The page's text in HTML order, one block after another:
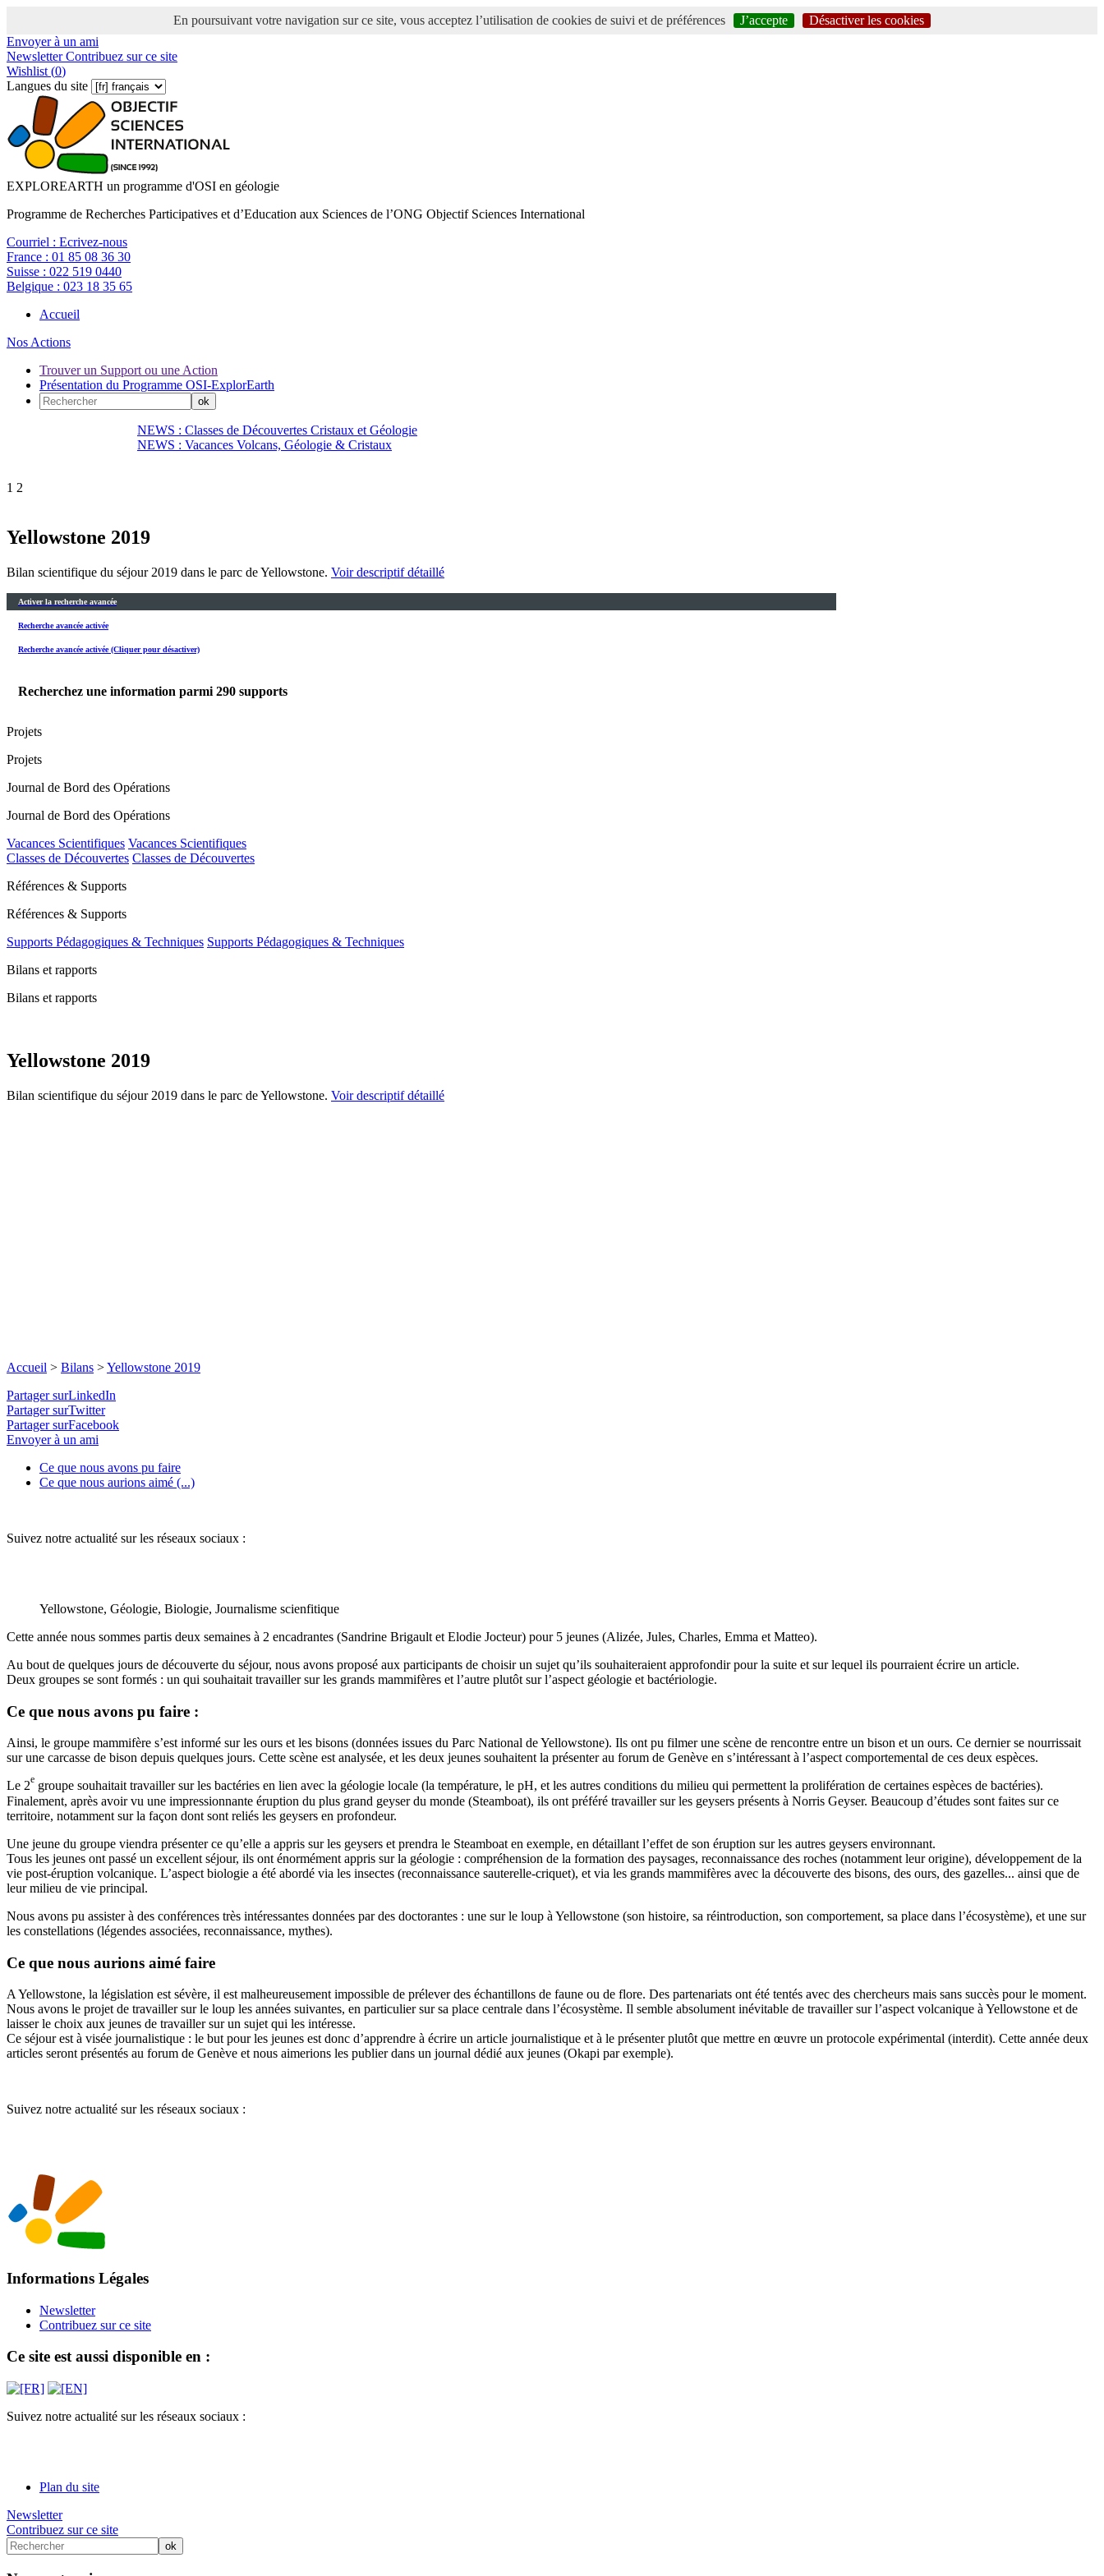
En poursuivant votre navigation sur ce site, vous acceptez l’utilisation de cookies de suivi et de préférences J’accepte
Désactiver les cookies
Envoyer à un ami
NewsletterContribuez sur ce site
Wishlist (0)
Langues du site
EXPLOREARTH un programme d'OSI en géologie
Programme de Recherches Participatives et d’Education aux Sciences de l’ONG Objectif Sciences International
Courriel : Ecrivez-nous
France : 01 85 08 36 30
Suisse : 022 519 0440
Belgique : 023 18 35 65
Accueil
Nos Actions
Trouver un Support ou une Action
Présentation du Programme OSI-ExplorEarth
NEWS : Classes de Découvertes Cristaux et Géologie
NEWS : Vacances Volcans, Géologie & Cristaux
1 2
Yellowstone 2019
Bilan scientifique du séjour 2019 dans le parc de Yellowstone. Voir descriptif détaillé
Activer la recherche avancée
Recherche avancée activée
Recherche avancée activée (Cliquer pour désactiver)
Recherchez une information parmi 290 supports
Projets
Projets
Journal de Bord des Opérations
Journal de Bord des Opérations
Vacances Scientifiques Vacances Scientifiques
Classes de Découvertes Classes de Découvertes
Références & Supports
Références & Supports
Supports Pédagogiques & Techniques Supports Pédagogiques & Techniques
Bilans et rapports
Bilans et rapports
Yellowstone 2019
Bilan scientifique du séjour 2019 dans le parc de Yellowstone. Voir descriptif détaillé
Accueil > Bilans >Yellowstone 2019
Partager surLinkedIn
Partager surTwitter
Partager surFacebook
Envoyer à un ami
Ce que nous avons pu faire
Ce que nous aurions aimé (...)
Suivez notre actualité sur les réseaux sociaux :
Yellowstone, Géologie, Biologie, Journalisme scienfitique
Cette année nous sommes partis deux semaines à 2 encadrantes (Sandrine Brigault et Elodie Jocteur) pour 5 jeunes (Alizée, Jules, Charles, Emma et Matteo).
Au bout de quelques jours de découverte du séjour, nous avons proposé aux participants de choisir un sujet qu’ils souhaiteraient approfondir pour la suite et sur lequel ils pourraient écrire un article.
Deux groupes se sont formés : un qui souhaitait travailler sur les grands mammifères et l’autre plutôt sur l’aspect géologie et bactériologie.
Ce que nous avons pu faire :
Ainsi, le groupe mammifère s’est informé sur les ours et les bisons (données issues du Parc National de Yellowstone). Ils ont pu filmer une scène de rencontre entre un bison et un ours. Ce dernier se nourrissait
sur une carcasse de bison depuis quelques jours. Cette scène est analysée, et les deux jeunes souhaitent la présenter au forum de Genève en s’intéressant à l’aspect comportemental de ces deux espèces.
Le 2e groupe souhaitait travailler sur les bactéries en lien avec la géologie locale (la température, le pH, et les autres conditions du milieu qui permettent la prolifération de certaines espèces de bactéries).
Finalement, après avoir vu une impressionnante éruption du plus grand geyser du monde (Steamboat), ils ont préféré travailler sur les geysers présents à Norris Geyser. Beaucoup d’études sont faites sur ce
territoire, notamment sur la façon dont sont reliés les geysers en profondeur.
Une jeune du groupe viendra présenter ce qu’elle a appris sur les geysers et prendra le Steamboat en exemple, en détaillant l’effet de son éruption sur les autres geysers environnant.
Tous les jeunes ont passé un excellent séjour, ils ont énormément appris sur la géologie : compréhension de la formation des paysages, reconnaissance des roches (notamment leur origine), développement de la
vie post-éruption volcanique. L’aspect biologie a été abordé via les insectes (reconnaissance sauterelle-criquet), et via les grands mammifères avec la découverte des bisons, des ours, des gazelles... ainsi que de
leur milieu de vie principal.
Nous avons pu assister à des conférences très intéressantes données par des doctorantes : une sur le loup à Yellowstone (son histoire, sa réintroduction, son comportement, sa place dans l’écosystème), et une sur
les constellations (légendes associées, reconnaissance, mythes).
Ce que nous aurions aimé faire
A Yellowstone, la législation est sévère, il est malheureusement impossible de prélever des échantillons de faune ou de flore. Des partenariats ont été tentés avec des chercheurs mais sans succès pour le moment.
Nous avons le projet de travailler sur le loup les années suivantes, en particulier sur sa place centrale dans l’écosystème. Il semble absolument inévitable de travailler sur l’aspect volcanique à Yellowstone et de
laisser le choix aux jeunes de travailler sur un sujet qui les intéresse.
Ce séjour est à visée journalistique : le but pour les jeunes est donc d’apprendre à écrire un article journalistique et à le présenter plutôt que mettre en œuvre un protocole expérimental (interdit). Cette année deux
articles seront présentés au forum de Genève et nous aimerions les publier dans un journal dédié aux jeunes (Okapi par exemple).
Suivez notre actualité sur les réseaux sociaux :
Informations Légales
Newsletter
Contribuez sur ce site
Ce site est aussi disponible en :
Suivez notre actualité sur les réseaux sociaux :
Plan du site
Newsletter
Contribuez sur ce site